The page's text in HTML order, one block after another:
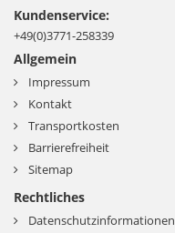
Kundenservice:
+49(0)3771-258339
Allgemein
Impressum
Kontakt
Transportkosten
Barrierefreiheit
Sitemap
Rechtliches
Datenschutzinformationen